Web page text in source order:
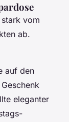
vom
ab.
auf den
eleganter